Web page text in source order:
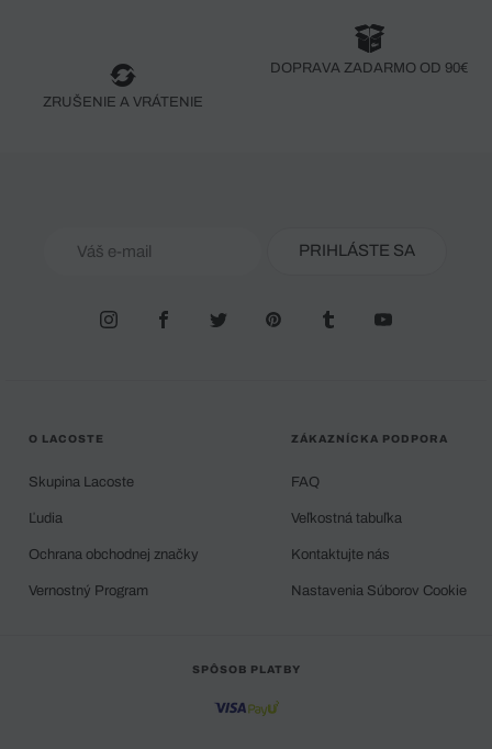
ZRUŠENIE A VRÁTENIE
DOPRAVA ZADARMO OD 90€
PRIHLÁSTE SA
O LACOSTE
Skupina Lacoste
Ľudia
Ochrana obchodnej značky
Vernostný Program
ZÁKAZNÍCKA PODPORA
FAQ
Veľkostná tabuľka
Kontaktujte nás
Nastavenia Súborov Cookie
SPÔSOB PLATBY